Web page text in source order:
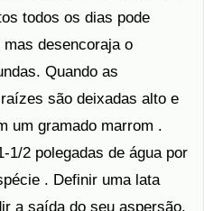
todos os dias pode
desencoraja o
Quando as
são deixadas alto e
um gramado marrom .
1/2 polegadas de água por
. Definir uma lata
a saída do seu aspersão.